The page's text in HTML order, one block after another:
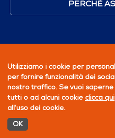
PERCHÉ
Utilizziamo i cookie per
per fornire funzionalità dei
nostro traffico. Se vuoi
tutti o ad alcuni cookie clicca qui
all’uso dei cookie.
OK